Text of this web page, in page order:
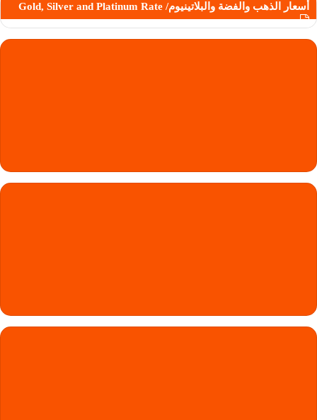
أسعار الذهب والفضة والبلاتينيوم/ Gold, Silver and Platinum Rate